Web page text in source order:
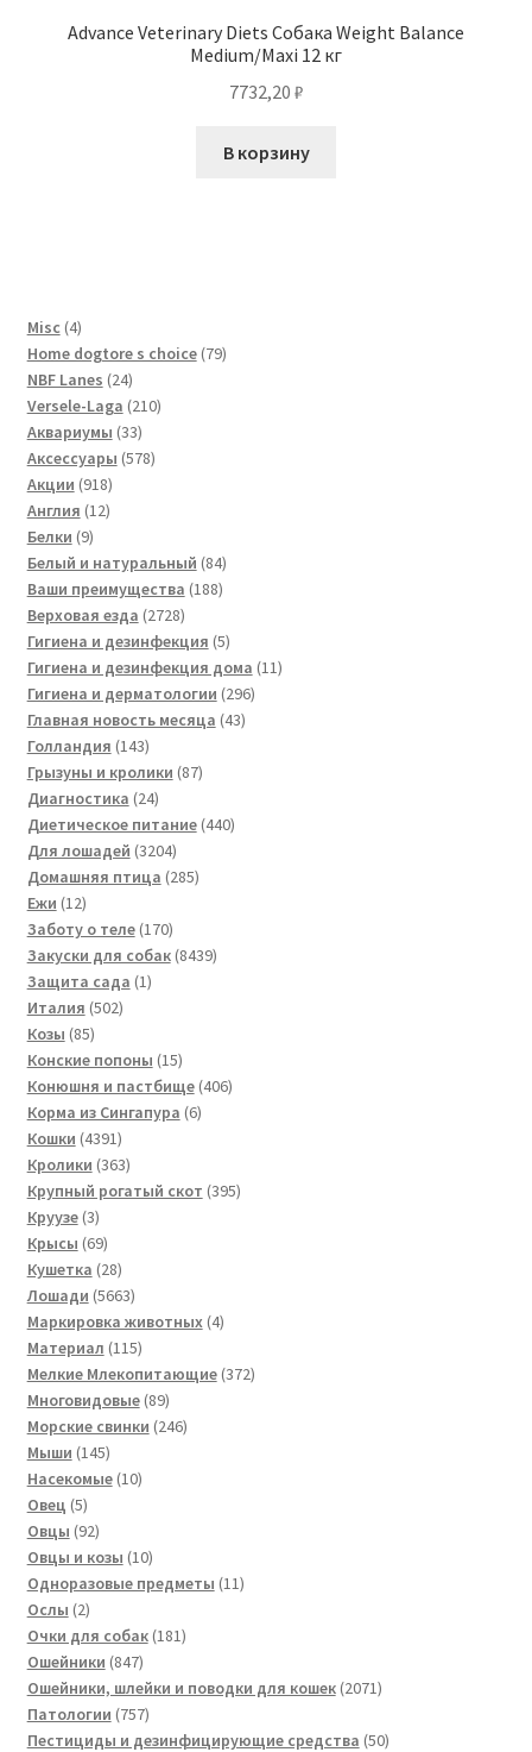
Advance Veterinary Diets Собака Weight Balance
Medium/Maxi 12 кг
7732,20 ₽
В корзину
Misc 44
товара
Home dogtore s choice 7979
NBF Lanes 2424
товара
Versele-Laga 210210
Аквариумы 3333
товара
Аксессуары 578578
Акции 918918
товаров
Англия 1212
Белки 99
товаров
Белый и натуральный 8484
товара
Ваши преимущества 188188
Верховая езда 27282728
товаров
Гигиена и дезинфекция 55
товаров
Гигиена и дезинфекция дома 1111
Гигиена и дерматологии 296296
Главная новость месяца 4343
Голландия 143143
товара
Грызуны и кролики 8787
Диагностика 2424
товара
Диетическое питание 440440
Для лошадей 32043204
товара
Домашняя птица 285285
Ежи 1212
товаров
Заботу о теле 170170
товаров
Закуски для собак 84398439
Защита сада 11
Италия 502502
Козы 8585
товаров
Конские попоны 1515
товаров
Конюшня и пастбище 406406
Корма из Сингапура 66
Кошки 43914391
товар
Кролики 363363
товара
Крупный рогатый скот 395395
Круузе 33
товара
Крысы 6969
товаров
Кушетка 2828
товаров
Лошади 56635663
товара
Маркировка животных 44
Материал 115115
товаров
Мелкие Млекопитающие 372372
Многовидовые 8989
товаров
Морские свинки 246246
Мыши 145145
товаров
Насекомые 1010
Овец 55
товаров
Овцы 9292
товара
Овцы и козы 1010
товаров
Одноразовые предметы 1111
Ослы 22
товара
Очки для собак 181181
Ошейники 847847
товаров
Ошейники, шлейки и поводки для кошек 20712071
Патологии 757757
товаров
Пестициды и дезинфицирующие средства 5050